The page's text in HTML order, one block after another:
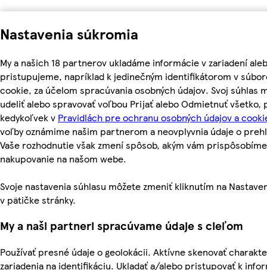
Nastavenia súkromia
My a našich 18 partnerov ukladáme informácie v zariadení
pristupujeme, napríklad k jedinečným identifikátorom v
cookie, za účelom spracúvania osobných údajov. Svoj súhlas
udeliť alebo spravovať voľbou Prijať alebo Odmietnuť všetko,
kedykoľvek v Pravidlách pre ochranu osobných údajov a
voľby oznámime našim partnerom a neovplyvnia údaje o
Vaše rozhodnutie však zmení spôsob, akým vám prispôsobíme
nakupovanie na našom webe.
Svoje nastavenia súhlasu môžete zmeniť kliknutím na
v pätičke stránky.
My a naši partneri spracúvame údaje s cieľom
Používať presné údaje o geolokácii. Aktívne skenovať
zariadenia na identifikáciu. Ukladať a/alebo pristupovať k